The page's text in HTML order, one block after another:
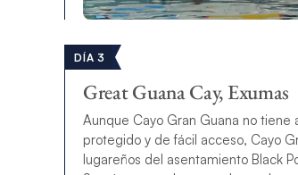
DÍA 3
Great Guana Cay, Exumas
Aunque Cayo Gran Guana no tiene
protegido y de fácil acceso, Cayo
lugareños del asentamiento Black